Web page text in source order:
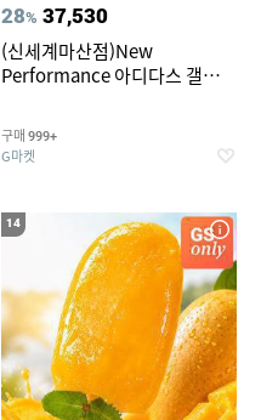
28% 37,530
(신세계마산점)New
Performance 아디다스 갤럭시
구매 999+
G마켓
14